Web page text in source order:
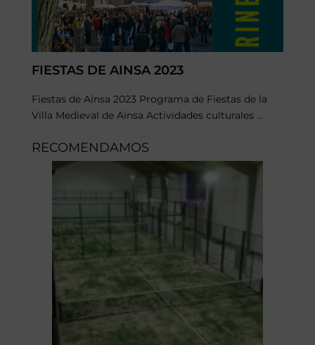
FIESTAS DE AINSA 2023
Fiestas de Ainsa 2023 Programa de Fiestas de la
Villa Medieval de Ainsa Actividades culturales ...
RECOMENDAMOS